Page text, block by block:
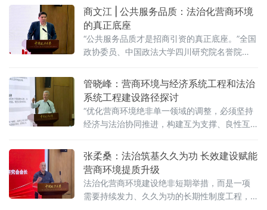
商环境的核心要义在于法治化保障——因为法
治提供明确的预期。当天，中国政法大学法治
化营商环境建设与数字金融研究中心在京正式
成立，同步启动“法治筑基、商业有序——地方
政府促进招商引资和高质量发展路径”法治化营
商文江 | 公共服务品质：法治化营商环境
的真正底座
“公共服务品质才是招商引资的真正底座。”全国
政协委员、中国政法大学四川研究院名誉院
营商环境建设与数字金融研究中心揭牌仪式上
作出上述表示。他指出，《公平竞争审查条
例》施行后，各地招商引资的竞争焦点已从“拼
政策洼地”转向“拼服务高地”“拼法治高地”，长期
稳定、高效透明的法治环境与公共服务成为吸
管晓峰：营商环境与经济系统工程和法治
系统工程建设路径探讨
“优化营商环境绝非单一领域的调整，必须坚持
经济与法治协同推进，构建互为支撑、良性互
教授管晓峰6月7日在中国政法大学法治化营商
环境建设与数字金融研究中心揭牌仪式上作出
上述表示。他在题为《营商环境与经济、法治
系统工程建设路径探讨》的主题演讲中，系统
阐述以系统工程思维推进营商环境建设的理论
张柔桑：法治筑基久久为功 长效建设赋能
营商环境提质升级
法治化营商环境建设绝非短期举措，而是一项
需要持续发力、久久为功的长期性制度工程，